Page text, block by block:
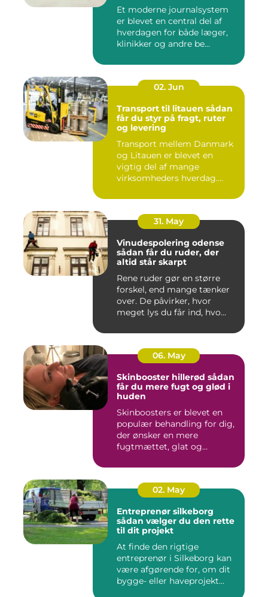
Et moderne journalsystem
er blevet en central del af
hverdagen for både læger,
klinikker og andre be...
02. Jun
Transport til litauen sådan
får du styr på fragt, ruter
og levering
Transport mellem Danmark
og Litauen er blevet en
vigtig del af mange
virksomheders hverdag.
31. May
Vinudespolering odense
sådan får du ruder, der
altid står skarpt
Rene ruder gør en større
forskel, end mange tænker
over. De påvirker, hvor
meget lys du får ind, hvo...
06. May
Skinbooster hillerød sådan
får du mere fugt og glød i
huden
Skinboosters er blevet en
populær behandling for dig,
der ønsker en mere
fugtmættet, glat og
02. May
Entreprenør silkeborg
sådan vælger du den rette
til dit projekt
At finde den rigtige
entreprenør i Silkeborg kan
være afgørende for, om dit
bygge- eller haveprojekt...